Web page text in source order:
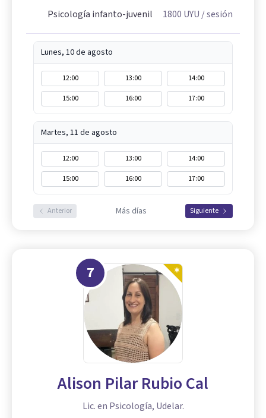
Psicología infanto-juvenil
1800 UYU / sesión
Lunes, 10 de agosto
12:00 13:00
14:00
15:00
16:00 17:00
Martes, 11 de agosto
12:00 13:00
14:00
15:00
16:00 17:00
Anterior Más días Siguiente
7
Alison Pilar Rubio Cal
Lic. en Psicología, Udelar.